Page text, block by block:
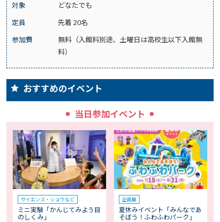
対象 どなたでも
定員 先着 20名
参加費
無料（入館料別途、土曜日は高校生以下入館無
料）
おすすめのイベント
当日参加イベント
サイエンス・ショウなど
ミニ実験「かんじてみよう目
のしくみ」
企画展
夏休みイベント「みんなであ
そぼう！ふわふわパーク」